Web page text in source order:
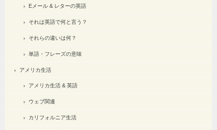
Eメール & レターの英語
それは英語で何と言う？
それらの違いは何？
単語・フレーズの意味
アメリカ生活
アメリカ生活 & 英語
ウェブ関連
カリフォルニア生活